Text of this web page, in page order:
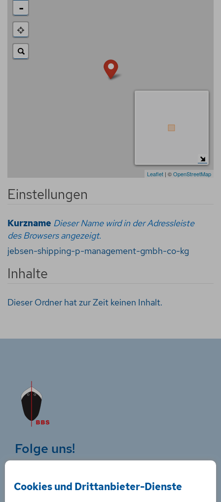
-
Leaflet | ©OpenStreetMap
Einstellungen
Kurzname Dieser Name wird in der Adressleiste
des Browsers angezeigt.
jebsen-shipping-p-management-gmbh-co-kg
Inhalte
Dieser Ordner hat zur Zeit keinen Inhalt.
Folge uns!
Cookies und Drittanbieter-Dienste